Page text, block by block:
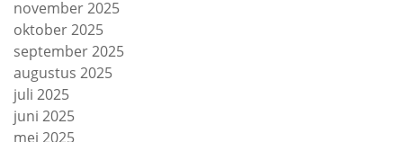
november 2025
oktober 2025
september 2025
augustus 2025
juli 2025
juni 2025
mei 2025